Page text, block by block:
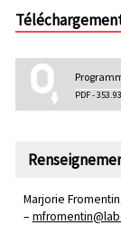
PDF -
Marjorie
–